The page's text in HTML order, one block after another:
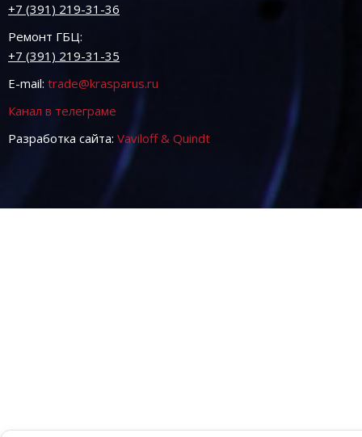
+7 (391) 219-31-36
Ремонт ГБЦ:
+7 (391) 219-31-35
E-mail: trade@krasparus.ru
Канал в телеграме
Разработка сайта: Vaviloff & Quindt